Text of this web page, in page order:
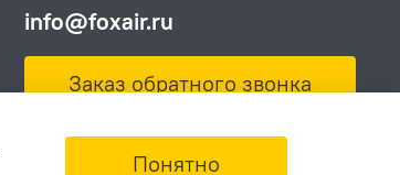
info@foxair.ru
Заказ обратного звонка
Понятно